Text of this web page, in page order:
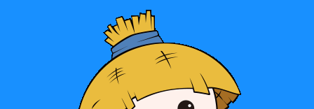
注册用户： 807 人
访问总量： 8,655,610 次 最近更新： 2026年8月6日